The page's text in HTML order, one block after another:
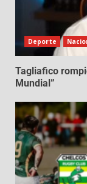
Deporte
Tagliafico
Mundial”